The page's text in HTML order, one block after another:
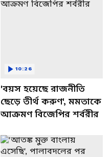
'বয়স হয়েছে রাজনীতি
ছেড়ে তীর্থ করুণ', মমতাকে
আক্রমণ বিজেপির শর্বরীর
10:26